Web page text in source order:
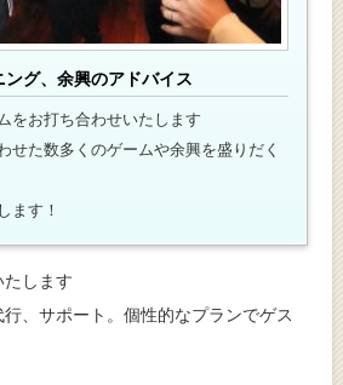
ング、余興のアドバイス
をお打ち合わせいたします
せた数多くのゲームや余興を盛りだく
ます！
たします
、サポート。個性的なプランでゲス